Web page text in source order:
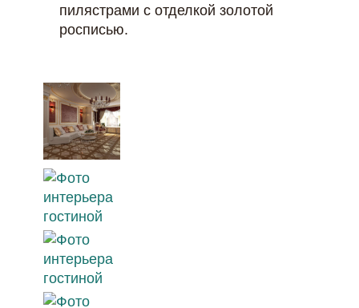
пилястрами с отделкой золотой
росписью.